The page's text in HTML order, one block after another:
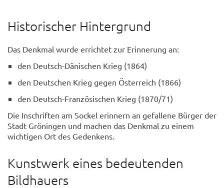
Historischer Hintergrund
Das Denkmal wurde errichtet zur Erinnerung an:
den Deutsch-Dänischen Krieg (1864)
den Deutschen Krieg gegen Österreich (1866)
den Deutsch-Französischen Krieg (1870/71)
Die Inschriften am Sockel erinnern an gefallene Bürger der
Stadt Gröningen und machen das Denkmal zu einem
wichtigen Ort des Gedenkens.
Kunstwerk eines bedeutenden
Bildhauers